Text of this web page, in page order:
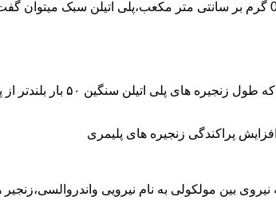
پلی اتیلن سنگین مثل پلی اتیلن سبک از
پراکندگی زنجیره های پلیمری
بین مولکولی به نام نیرویی واندروالسی،زنجیر